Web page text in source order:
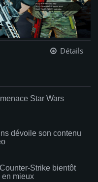
Détails
Star Wars
dévoile son contenu
Strike bientôt
en mieux